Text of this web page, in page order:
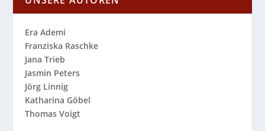
Era Ademi
Franziska Raschke
Jana Trieb
Jasmin Peters
Jörg Linnig
Katharina Göbel
Thomas Voigt